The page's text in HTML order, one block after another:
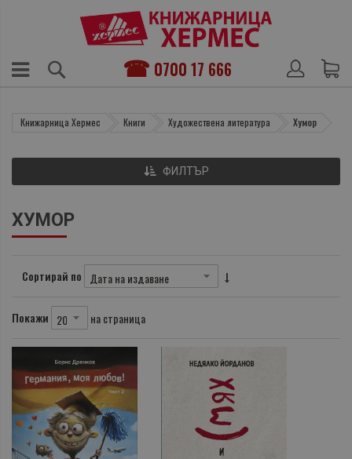
0700 17 666
Книжарница Хермес Книги Художествена литература Хумор
ХУМОР
Сортирай по
Покажи на страница
ФИЛТЪР